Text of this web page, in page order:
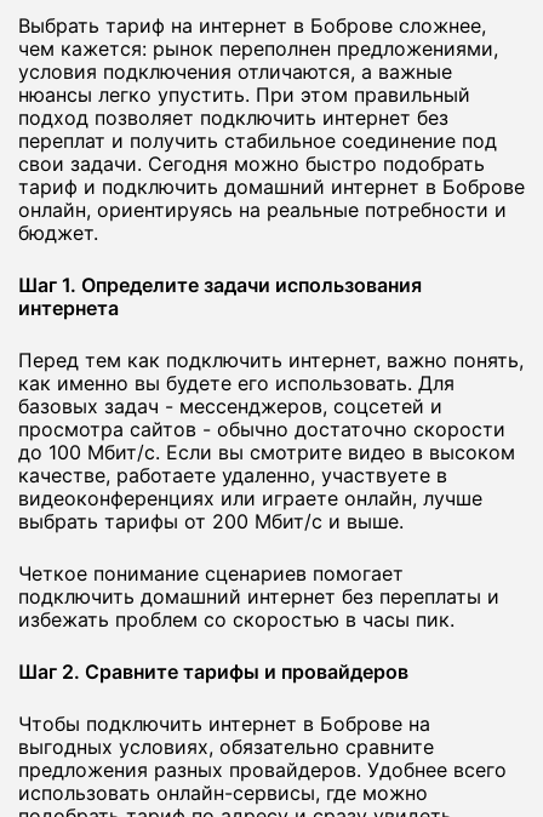
Выбрать тариф на интернет в Боброве сложнее,
чем кажется: рынок переполнен предложениями,
условия подключения отличаются, а важные
нюансы легко упустить. При этом правильный
подход позволяет подключить интернет без
переплат и получить стабильное соединение под
свои задачи. Сегодня можно быстро подобрать
тариф и подключить домашний интернет в Боброве
онлайн, ориентируясь на реальные потребности и
бюджет.
Шаг 1. Определите задачи использования
интернета
Перед тем как подключить интернет, важно понять,
как именно вы будете его использовать. Для
базовых задач - мессенджеров, соцсетей и
просмотра сайтов - обычно достаточно скорости
до 100 Мбит/с. Если вы смотрите видео в высоком
качестве, работаете удаленно, участвуете в
видеоконференциях или играете онлайн, лучше
выбрать тарифы от 200 Мбит/с и выше.
Четкое понимание сценариев помогает
подключить домашний интернет без переплаты и
избежать проблем со скоростью в часы пик.
Шаг 2. Сравните тарифы и провайдеров
Чтобы подключить интернет в Боброве на
выгодных условиях, обязательно сравните
предложения разных провайдеров. Удобнее всего
использовать онлайн-сервисы, где можно